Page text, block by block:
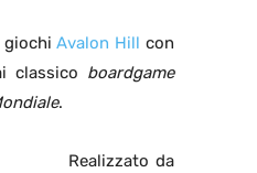
giochiAvalon Hill con
classico boardgame
.
Realizzato da